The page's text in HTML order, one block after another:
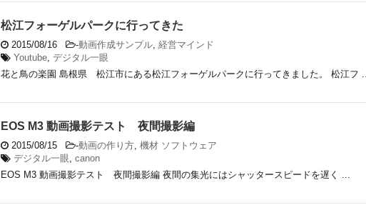
松江フォーゲルパークに行ってきた
2015/08/16 -動画作成サンプル 経営マインド
Youtube デジタル一眼
花と鳥の楽園 島根県 松江市にある松江フォーゲルパークに行ってきました。 松江フ ...
EOS M3 動画撮影テスト 夜間撮影編
2015/08/15 -動画の作り方 機材 ソフトウェア
デジタル一眼 canon
EOS M3 動画撮影テスト 夜間撮影編 夜間の集光にはシャッタースピードを遅く ...